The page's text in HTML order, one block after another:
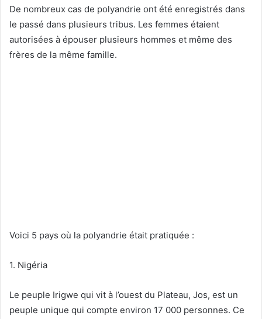
De nombreux cas de polyandrie ont été enregistrés dans
le passé dans plusieurs tribus. Les femmes étaient
autorisées à épouser plusieurs hommes et même des
frères de la même famille.
Voici 5 pays où la polyandrie était pratiquée :
1. Nigéria
Le peuple Irigwe qui vit à l’ouest du Plateau, Jos, est un
peuple unique qui compte environ 17 000 personnes. Ce